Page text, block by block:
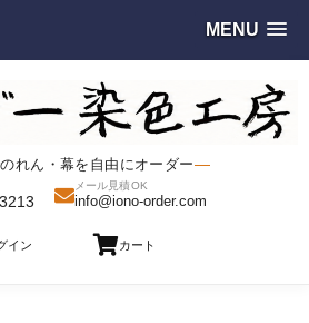
MENU
れん・幕を自由にオーダー
メール見積OK
info@iono-order.com
イン カート